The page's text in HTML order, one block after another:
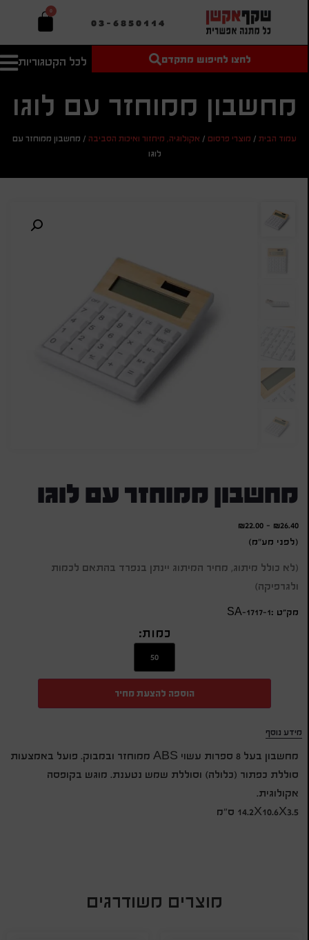
03-6850114
0
לכל הקטגוריות
טקסט חופשי
מחיר מיני'
חיפוש
אישית
לחצו לחיפוש מתקדם
מחשבון ממוחזר עם לוגו
עמוד הבית/ מוצרי פרסום/ אקולוגיה, מיחזור ואיכות הסביבה/ מחשבון ממוחזר עם
לוגו
מחשבון ממוחזר עם לוגו
₪26.40
-
₪22.00
(לפני מע"מ)
(לא כולל מיתוג, מחיר המיתוג יינתן בנפרד בהתאם לכמות
ולגרפיקה)
מק״ט :SA-1717-1
כמות:
הוספה להצעת מחיר
מידע נוסף
מחשבון בעל 8 ספרות עשוי ABS ממוחזר ובמבוק. פועל באמצעות
סוללת כפתור (כלולה) וסוללת שמש נטענת. מוגש ​​בקופסה
אקולוגית.
14.2X10.6X3.5 ס"מ
מוצרים משודרגים